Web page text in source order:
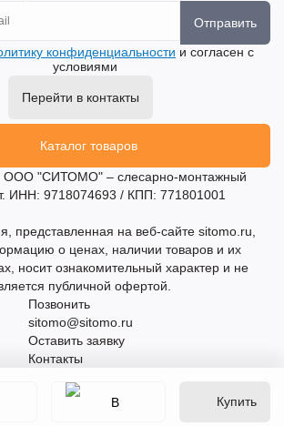
Купить
Отправить
конфиденциальности и согласен с
условиями
Перейти в контакты
Каталог товаров
ООО "СИТОМО" – слесарно-монтажный
ИНН: 9718074693 / КПП: 771801001
представленная на веб-сайте sitomo.ru,
о ценах, наличии товаров и их
носит ознакомительный характер и не
публичной офертой.
Позвонить
sitomo@sitomo.ru
Оставить заявку
Контакты